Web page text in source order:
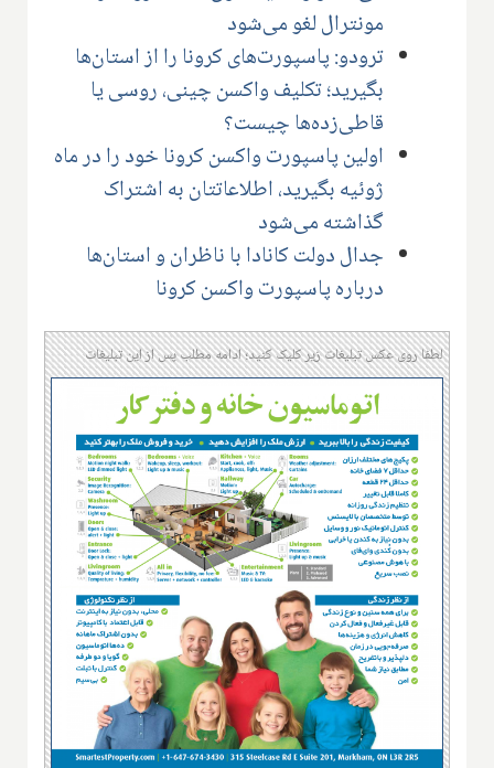
مونترال لغو می‌شود
ترودو: پاسپورت‌های کرونا را از استان‌ها
بگیرید؛ تکلیف واکسن چینی، روسی یا
قاطی‌زده‌ها چیست؟
اولین پاسپورت واکسن کرونا خود را در ماه
ژوئیه بگیرید، اطلاعاتتان به اشتراک
گذاشته می‌شود
جدال دولت کانادا با ناظران و استان‌ها
درباره پاسپورت واکسن کرونا
لطفا روی عکس تبلیغات زیر کلیک کنید؛ ادامه مطلب پس از این تبلیغات